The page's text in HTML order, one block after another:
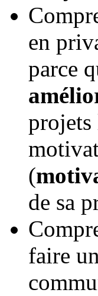
en
parce
projets
(
de sa
faire